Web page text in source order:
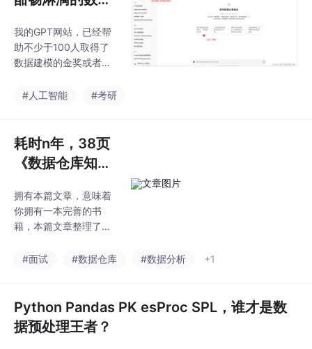
研加加分！
我的GPT网站，已经帮
助不少于100人取得了
数据建模的金奖或者银
责天马行空，数据取
能搞定…数据建模是个
小众的赛道，可能很多
大学生不知道，简单来
加分、毕业好找工作(简
历上写一辈子)，尤其是
基于GPT-4o模型，简直
个栗子：你可以直接把
结、分析、
#人工智能 #考研
耗时n年，38页
《数据仓库知识
据岗位必备）
拥有本篇文章，意味着
你拥有一本完善的书
籍，本篇文章整理了数
的知识点。
#面试 #数据仓库 #数据分析 +1
Python Pandas PK esProc SPL，谁才是数
据预处理王者？